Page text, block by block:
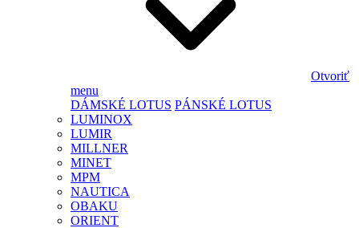
Otvoriť
menu
DÁMSKÉ LOTUS PÁNSKÉ LOTUS
LUMINOX
LUMIR
MILLNER
MINET
MPM
NAUTICA
OBAKU
ORIENT